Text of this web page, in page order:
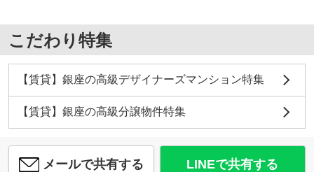
こだわり特集
【賃貸】銀座の高級デザイナーズマンション特集
【賃貸】銀座の高級分譲物件特集
メールで共有する LINEで共有する